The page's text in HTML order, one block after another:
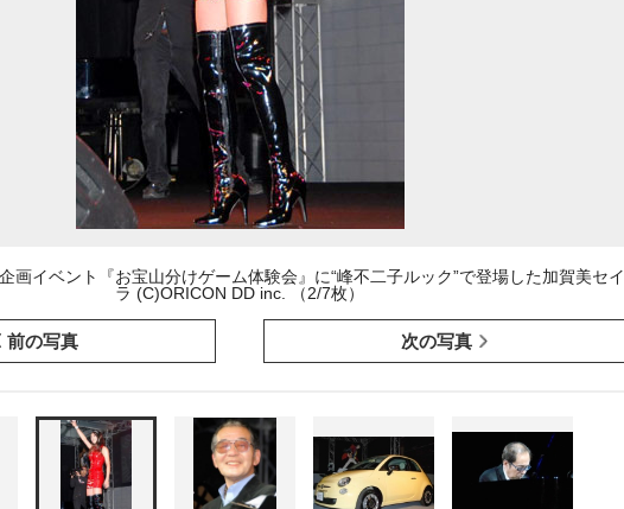
画イベント『お宝山分けゲーム体験会』に“峰不二子ルック”で登場した加賀美セイ
ラ (C)ORICON DD inc. （2/7枚）
前の写真 次の写真